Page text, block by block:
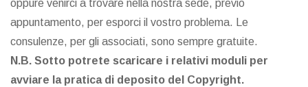
oppure venirci a trovare nella nostra sede, previo
appuntamento, per esporci il vostro problema. Le
consulenze, per gli associati, sono sempre gratuite.
N.B. Sotto potrete scaricare i relativi moduli per
avviare la pratica di deposito del Copyright.